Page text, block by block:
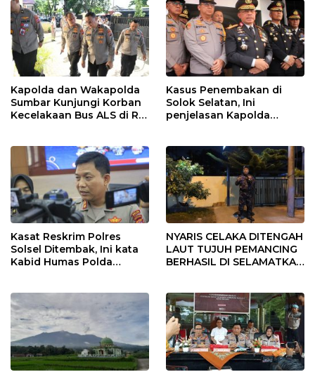
Dikembalikan
Kapolda dan Wakapolda
Sumbar Kunjungi Korban
Kecelakaan Bus ALS di RS
Kasus Penembakan di
Solok Selatan, Ini
penjelasan Kapolda
Kasat Reskrim Polres
Solsel Ditembak, Ini kata
Kabid Humas Polda
NYARIS CELAKA DITENGAH
LAUT TUJUH PEMANCING
BERHASIL DI SELAMATKAN